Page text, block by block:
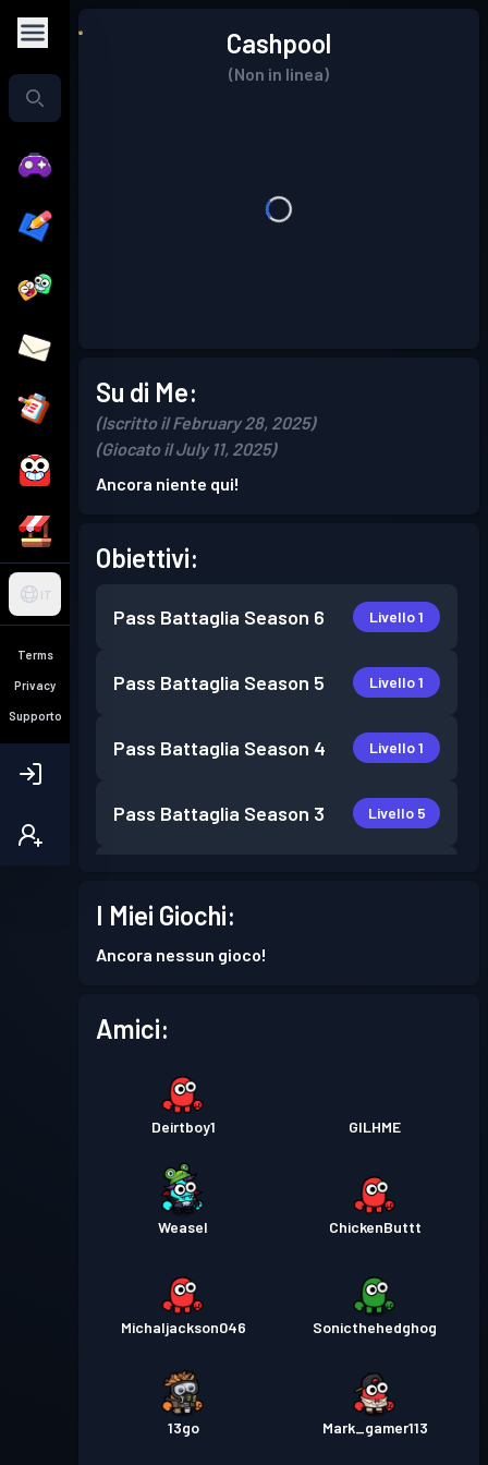
IT
Terms
Privacy
Supporto
Cashpool
(Non in linea)
Su di Me:
(Iscritto il February 28, 2025)
(Giocato il July 11, 2025)
Ancora niente qui!
Obiettivi:
Pass Battaglia Season 6 Livello 1
Pass Battaglia Season 5 Livello 1
Pass Battaglia Season 4 Livello 1
Pass Battaglia Season 3 Livello 5
I Miei Giochi:
Ancora nessun gioco!
Amici:
Deirtboy1 GILHME
Weasel ChickenButtt
Michaljackson046 Sonicthehedghog
13go Mark_gamer113